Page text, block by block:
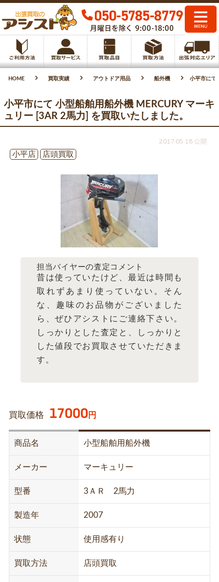
HOME 買取実績 アウトドア用品 船外機 小平市にて
小平市にて 小型船舶用船外機 MERCURY マーキ
ュリー [3AR 2馬力] を買取いたしました。
2017.05.18 公開
小平店
店頭買取
担当バイヤーの査定コメント
昔は使っていたけど、最近は時間も
取れずあまり使っていない。そん
な、趣味のお品物がございました
ら、ぜひアシストにご連絡下さい。
しっかりとした査定と、しっかりと
した値段でお買取させていただきま
す。
買取価格 17000円
商品名 小型船舶用船外機
メーカー マーキュリー
型番 3ＡＲ 2馬力
製造年 2007
状態 使用感有り
買取方法 店頭買取